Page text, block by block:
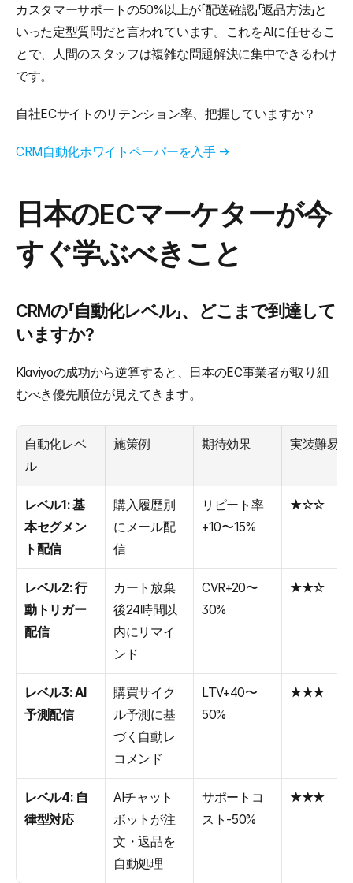
カスタマーサポートの50%以上が「配送確認」「返品方法」と
いった定型質問だと言われています。これをAIに任せるこ
とで、人間のスタッフは複雑な問題解決に集中できるわけ
です。
自社ECサイトのリテンション率、把握していますか？
CRM自動化ホワイトペーパーを入手 →
日本のECマーケターが今
すぐ学ぶべきこと
CRMの「自動化レベル」、どこまで到達して
いますか?
Klaviyoの成功から逆算すると、日本のEC事業者が取り組
むべき優先順位が見えてきます。
自動化レベ
ル
施策例 期待効果 実装難易度
レベル1: 基
本セグメン
ト配信
購入履歴別
にメール配
信
リピート率
+10〜15%
★☆☆
レベル2: 行
動トリガー
配信
カート放棄
後24時間以
内にリマイ
ンド
CVR+20〜
30%
★★☆
レベル3: AI
予測配信
購買サイク
ル予測に基
づく自動レ
コメンド
LTV+40〜
50%
★★★
レベル4: 自
律型対応
AIチャット
ボットが注
文・返品を
自動処理
サポートコ
スト-50%
★★★